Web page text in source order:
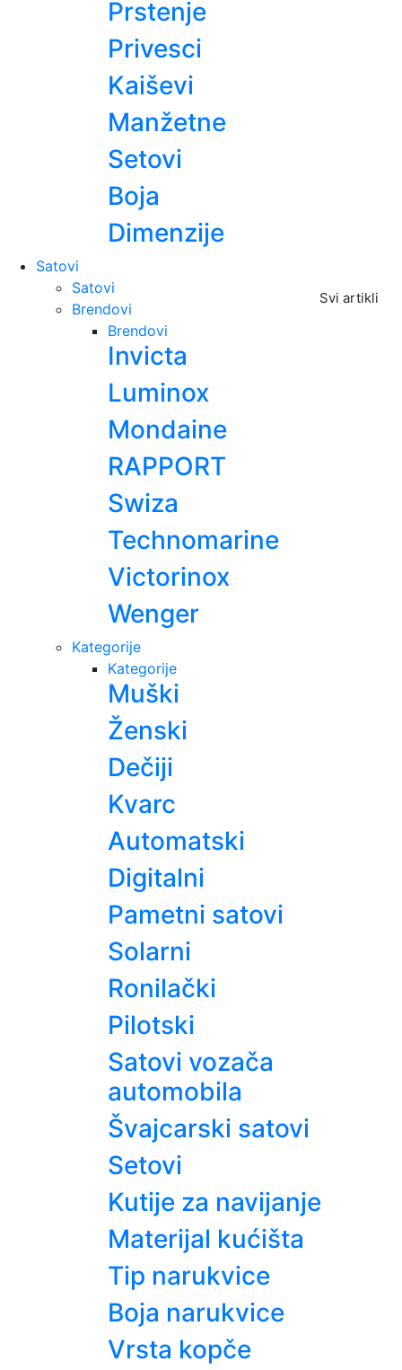
Prstenje
Privesci
Kaiševi
Manžetne
Setovi
Boja
Dimenzije
Satovi
Svi artikli
Satovi
Brendovi
Brendovi
Invicta
Luminox
Mondaine
RAPPORT
Swiza
Technomarine
Victorinox
Wenger
Kategorije
Kategorije
Muški
Ženski
Dečiji
Kvarc
Automatski
Digitalni
Pametni satovi
Solarni
Ronilački
Pilotski
Satovi vozača
automobila
Švajcarski satovi
Setovi
Kutije za navijanje
Materijal kućišta
Tip narukvice
Boja narukvice
Vrsta kopče